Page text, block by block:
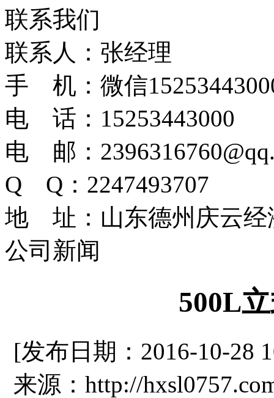
联系我们
联系人：张经理
手 机：微信
电 话：15253443000
电 邮：
Q Q：2247493707
地 址：山东德州庆云经
公司新闻
500L
[发布日期：2016-10-28
来源：http://